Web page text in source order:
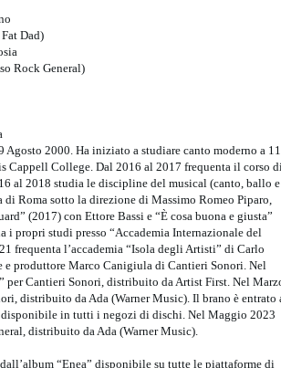
Dad)
Rock General)
2000. Ha iniziato a studiare canto moderno a 11
Cappell College. Dal 2016 al 2017 frequenta il corso
al 2018 studia le discipline del musical (canto, ballo e
Roma sotto la direzione di Massimo Romeo Piparo,
(2017) con Ettore Bassi e “È cosa buona e giusta”
propri studi presso “Accademia Internazionale del
frequenta l’accademia “Isola degli Artisti” di Carlo
e produttore Marco Canigiula di Cantieri Sonori. Nel
Cantieri Sonori, distribuito da Artist First. Nel
distribuito da Ada (Warner Music). Il brano è entrato
in tutti i negozi di dischi. Nel Maggio 2023
distribuito da Ada (Warner Music).
“Enea” disponibile su tutte le piattaforme di